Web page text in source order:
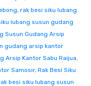
, rak besi siku lubang
lubang susun gudang
Susun Gudang Arsip
gudang arsip kantor
Arsip Kantor Sabu Raijua,
Samosir, Rak Besi Siku
besi siku lubang susun